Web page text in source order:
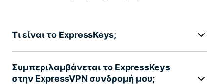
Τι είναι το ExpressKeys;
Συμπεριλαμβάνεται το ExpressKeys
στην ExpressVPN συνδρομή μου;